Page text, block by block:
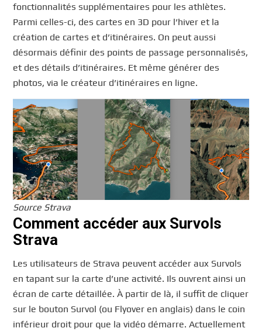
fonctionnalités supplémentaires pour les athlètes.
Parmi celles-ci, des cartes en 3D pour l’hiver et la
création de cartes et d’itinéraires. On peut aussi
désormais définir des points de passage personnalisés,
et des détails d’itinéraires. Et même générer des
photos, via le créateur d’itinéraires en ligne.
Source Strava
Comment accéder aux Survols
Strava
Les utilisateurs de Strava peuvent accéder aux Survols
en tapant sur la carte d’une activité. Ils ouvrent ainsi un
écran de carte détaillée. À partir de là, il suffit de cliquer
sur le bouton Survol (ou Flyover en anglais) dans le coin
inférieur droit pour que la vidéo démarre. Actuellement